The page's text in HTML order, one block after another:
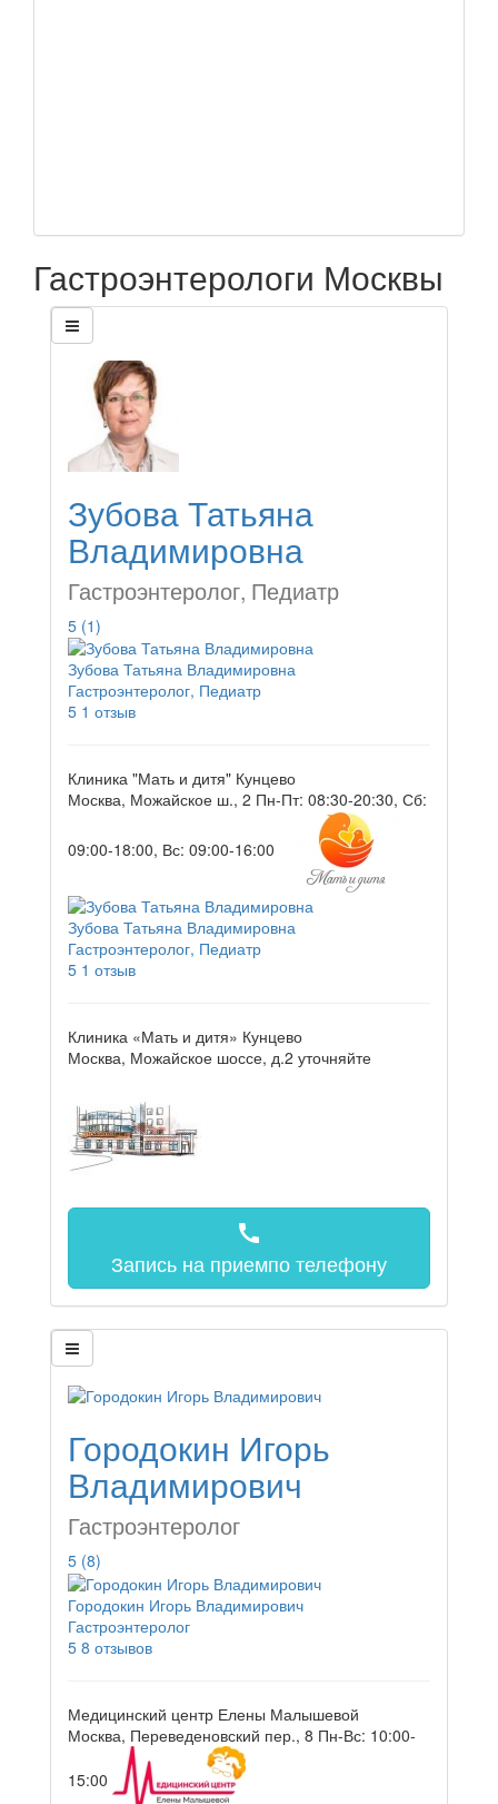
Гастроэнтерологи Москвы
Зубова Татьяна
Владимировна
Гастроэнтеролог, Педиатр
5 (1)
Зубова Татьяна Владимировна
Гастроэнтеролог, Педиатр
5 1 отзыв
Клиника "Мать и дитя" Кунцево
Москва, Можайское ш., 2 Пн-Пт: 08:30-20:30, Сб:
09:00-18:00, Вс: 09:00-16:00
Зубова Татьяна Владимировна
Гастроэнтеролог, Педиатр
5 1 отзыв
Клиника «Мать и дитя» Кунцево
Москва, Можайское шоссе, д.2 уточняйте
call
Запись на приемпо телефону
Городокин Игорь
Владимирович
Гастроэнтеролог
5 (8)
Городокин Игорь Владимирович
Гастроэнтеролог
5 8 отзывов
Медицинский центр Елены Малышевой
Москва, Переведеновский пер., 8 Пн-Вс: 10:00-
15:00